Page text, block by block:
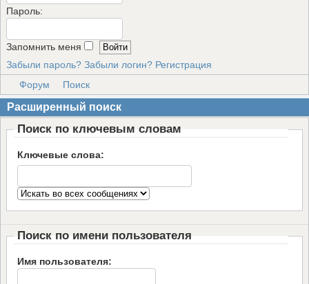
Пароль:
Запомнить меня
Забыли пароль? Забыли логин? Регистрация
Форум
Поиск
Расширенный поиск
Поиск по ключевым словам
Ключевые слова:
Поиск по имени пользователя
Имя пользователя: